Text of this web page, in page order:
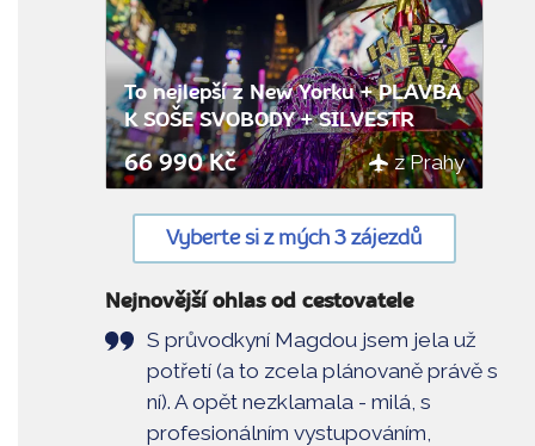
oblíbených
To nejlepší z New Yorku + PLAVBA
K SOŠE SVOBODY + SILVESTR
66 990 Kč z Prahy
Vyberte si z mých 3 zájezdů
Nejnovější ohlas od cestovatele
S průvodkyní Magdou jsem jela už
potřetí (a to zcela plánovaně právě s
ní). A opět nezklamala - milá, s
profesionálním vystupováním,